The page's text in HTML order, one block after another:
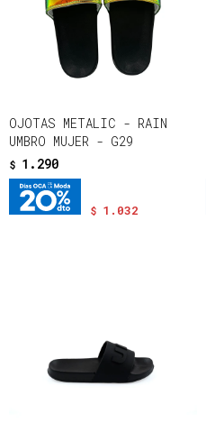
OJOTAS METALIC - RAIN
UMBRO MUJER - G29
$ 1.290
$ 1.032